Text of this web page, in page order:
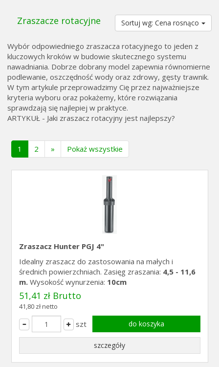
Zraszacze rotacyjne Sortuj wg: Cena rosnąco
Wybór odpowiedniego zraszacza rotacyjnego to jeden z
kluczowych kroków w budowie skutecznego systemu
nawadniania. Dobrze dobrany model zapewnia równomierne
podlewanie, oszczędność wody oraz zdrowy, gęsty trawnik.
W tym artykule przeprowadzimy Cię przez najważniejsze
kryteria wyboru oraz pokażemy, które rozwiązania
sprawdzają się najlepiej w praktyce.
ARTYKUŁ - Jaki zraszacz rotacyjny jest najlepszy?
1 (current)
2 » Pokaż wszystkie
Zraszacz Hunter PGJ 4"
Idealny zraszacz do zastosowania na małych i
średnich powierzchniach. Zasięg zraszania: 4,5 - 11,6
m.Wysokość wynurzenia: 10cm
51,41 zł Brutto
41,80 zł netto
szt do koszyka
szczegóły